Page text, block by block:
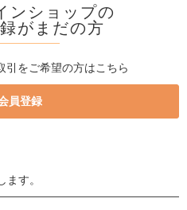
ンショップの
がまだの方
引をご希望の方はこちら
す。